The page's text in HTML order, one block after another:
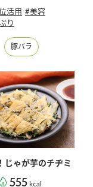
活用 #美容
り
豚バラ
じゃが芋のチヂミ
555 kcal